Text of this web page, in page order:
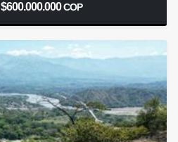
$600.000.000COP